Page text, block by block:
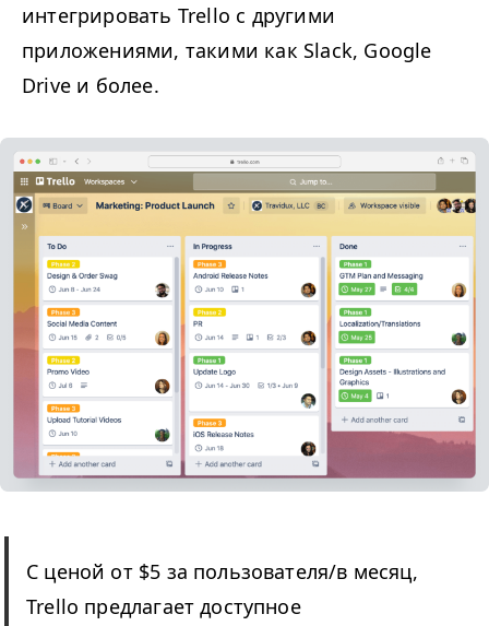
интегрировать Trello с другими
приложениями, такими как Slack, Google
Drive и более.
С ценой от $5 за пользователя/​в месяц,
Trello предлагает доступное